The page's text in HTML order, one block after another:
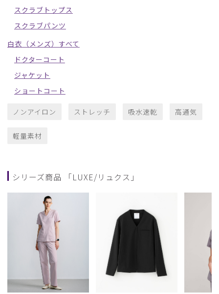
スクラブトップス
スクラブパンツ
白衣（メンズ）すべて
ドクターコート
ジャケット
ショートコート
ノンアイロン ストレッチ 吸水速乾 高通気
軽量素材
シリーズ商品 「LUXE/リュクス」